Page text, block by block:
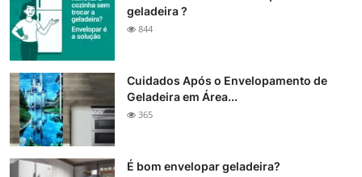
geladeira ?
844
Cuidados Após o Envelopamento de
Geladeira em Área...
365
É bom envelopar geladeira?